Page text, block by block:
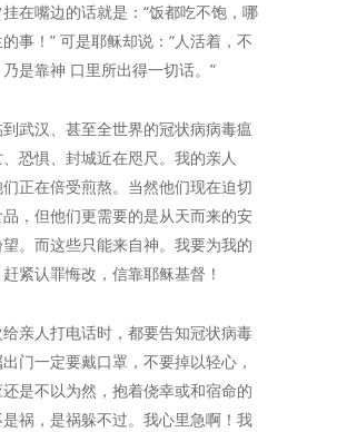
在嘴边的话就是：“饭都吃不饱，哪
事！” 可是耶稣却说：“人活着，不
是靠神 口里所出得一切话。”
武汉、甚至全世界的冠状病病毒瘟
恐惧、封城近在咫尺。我的亲人
正在倍受煎熬。当然他们现在迫切
，但他们更需要的是从天而来的安
。而这些只能来自神。我要为我的
紧认罪悔改，信靠耶稣基督！
亲人打电话时，都要告知冠状病毒
门一定要戴口罩，不要掉以轻心，
是不以为然，抱着侥幸或和宿命的
祸，是祸躲不过。我心里急啊！我